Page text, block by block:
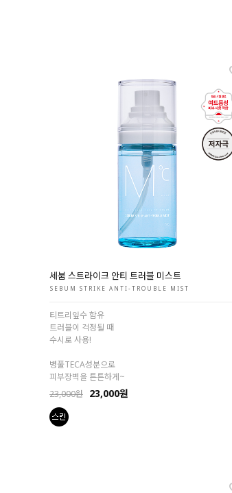
세붐 스트라이크 안티 트러블 미스트
SEBUM STRIKE ANTI-TROUBLE MIST
티트리잎수 함유
트러블이 걱정될 때
수시로 사용!
병풀TECA성분으로
피부장벽을 튼튼하게~
23,000원 23,000원